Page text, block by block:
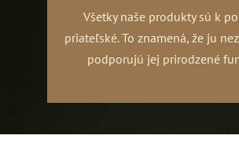
Všetky naše produkty sú k
priateľské. To znamená, že ju
podporujú jej prirodzené